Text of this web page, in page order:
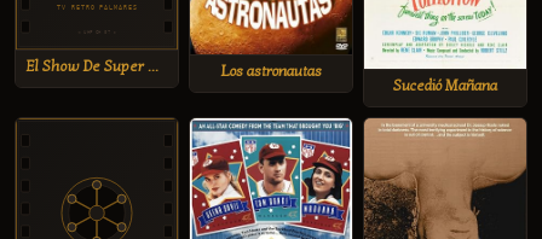
El Show De Super Mario Bros Los astronautas
Sucedió Mañana